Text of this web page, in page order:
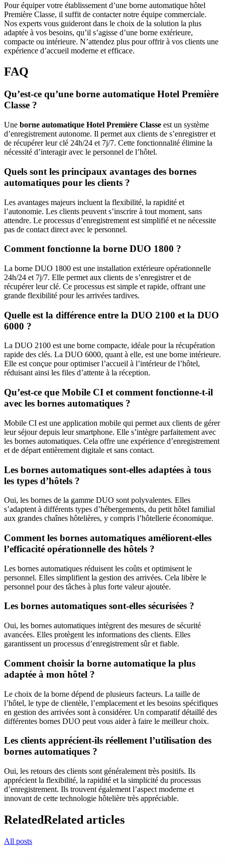
Pour équiper votre établissement d’une borne automatique hôtel
Première Classe, il suffit de contacter notre équipe commerciale.
Nos experts vous guideront dans le choix de la solution la plus
adaptée à vos besoins, qu’il s’agisse d’une borne extérieure,
compacte ou intérieure. N’attendez plus pour offrir à vos clients une
expérience d’accueil moderne et efficace.
FAQ
Qu’est-ce qu’une borne automatique Hotel Première
Classe ?
Une borne automatique Hotel Première Classe est un système
d’enregistrement autonome. Il permet aux clients de s’enregistrer et
de récupérer leur clé 24h/24 et 7j/7. Cette fonctionnalité élimine la
nécessité d’interagir avec le personnel de l’hôtel.
Quels sont les principaux avantages des bornes
automatiques pour les clients ?
Les avantages majeurs incluent la flexibilité, la rapidité et
l’autonomie. Les clients peuvent s’inscrire à tout moment, sans
attendre. Le processus d’enregistrement est simplifié et ne nécessite
pas de contact direct avec le personnel.
Comment fonctionne la borne DUO 1800 ?
La borne DUO 1800 est une installation extérieure opérationnelle
24h/24 et 7j/7. Elle permet aux clients de s’enregistrer et de
récupérer leur clé. Ce processus est simple et rapide, offrant une
grande flexibilité pour les arrivées tardives.
Quelle est la différence entre la DUO 2100 et la DUO
6000 ?
La DUO 2100 est une borne compacte, idéale pour la récupération
rapide des clés. La DUO 6000, quant à elle, est une borne intérieure.
Elle est conçue pour optimiser l’accueil à l’intérieur de l’hôtel,
réduisant ainsi les files d’attente à la réception.
Qu’est-ce que Mobile CI et comment fonctionne-t-il
avec les bornes automatiques ?
Mobile CI est une application mobile qui permet aux clients de gérer
leur séjour depuis leur smartphone. Elle s’intègre parfaitement avec
les bornes automatiques. Cela offre une expérience d’enregistrement
et de départ entièrement digitale et sans contact.
Les bornes automatiques sont-elles adaptées à tous
les types d’hôtels ?
Oui, les bornes de la gamme DUO sont polyvalentes. Elles
s’adaptent à différents types d’hébergements, du petit hôtel familial
aux grandes chaînes hôtelières, y compris l’hôtellerie économique.
Comment les bornes automatiques améliorent-elles
l’efficacité opérationnelle des hôtels ?
Les bornes automatiques réduisent les coûts et optimisent le
personnel. Elles simplifient la gestion des arrivées. Cela libère le
personnel pour des tâches à plus forte valeur ajoutée.
Les bornes automatiques sont-elles sécurisées ?
Oui, les bornes automatiques intègrent des mesures de sécurité
avancées. Elles protègent les informations des clients. Elles
garantissent un processus d’enregistrement sûr et fiable.
Comment choisir la borne automatique la plus
adaptée à mon hôtel ?
Le choix de la borne dépend de plusieurs facteurs. La taille de
l’hôtel, le type de clientèle, l’emplacement et les besoins spécifiques
en gestion des arrivées sont à considérer. Un comparatif détaillé des
différentes bornes DUO peut vous aider à faire le meilleur choix.
Les clients apprécient-ils réellement l’utilisation des
bornes automatiques ?
Oui, les retours des clients sont généralement très positifs. Ils
apprécient la flexibilité, la rapidité et la simplicité du processus
d’enregistrement. Ils trouvent également l’aspect moderne et
innovant de cette technologie hôtelière très appréciable.
RelatedRelated articles
All posts